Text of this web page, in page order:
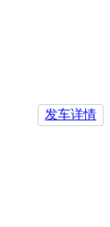
发车详情